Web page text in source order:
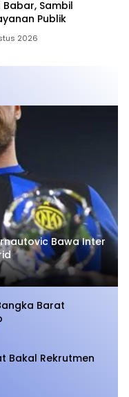
Babar, Sambil
Publik
2026
Bawa Inter
Barat
Bakal Rekrutmen